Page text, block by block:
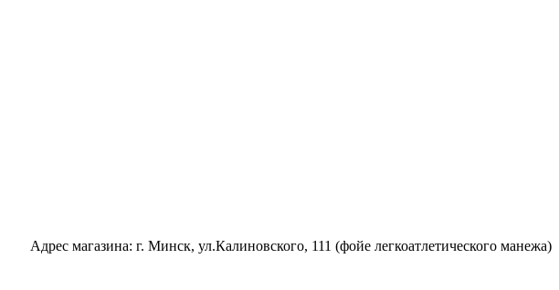
Адрес магазина: г. Минск, ул.Калиновского, 111 (фойе легкоатлетического манежа)